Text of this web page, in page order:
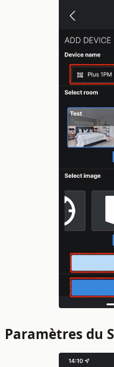
Paramètres du